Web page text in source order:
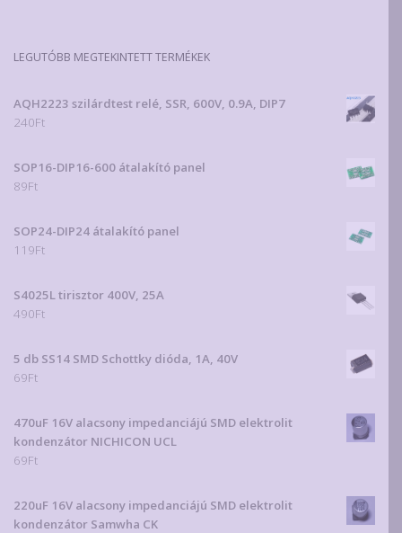
LEGUTÓBB MEGTEKINTETT TERMÉKEK
AQH2223 szilárdtest relé, SSR, 600V, 0.9A, DIP7
240Ft
SOP16-DIP16-600 átalakító panel
89Ft
SOP24-DIP24 átalakító panel
119Ft
S4025L tirisztor 400V, 25A
490Ft
5 db SS14 SMD Schottky dióda, 1A, 40V
69Ft
470uF 16V alacsony impedanciájú SMD elektrolit
kondenzátor NICHICON UCL
69Ft
220uF 16V alacsony impedanciájú SMD elektrolit
kondenzátor Samwha CK